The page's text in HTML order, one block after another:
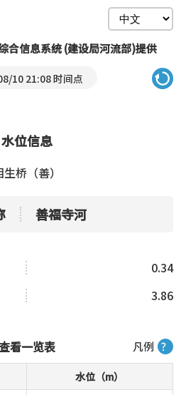
合信息系统 (建设局河流部)提供
10 21:08 时间点
水位信息
生桥（善）
善福寺河
0.34
3.86
凡例 ？
看一览表
水位（m）